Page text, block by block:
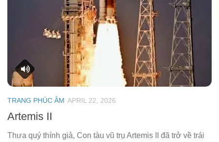
TRANG PHÚC ÂM APRIL 22, 2026
Artemis II
Thưa quý thính giả, Con tàu vũ trụ Artemis II đã trở về trái